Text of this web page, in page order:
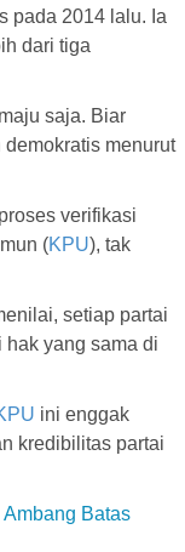
pada 2014 lalu. Ia
dari tiga
saja. Biar
menurut
verifikasi
(KPU), tak
setiap partai
yang sama di
ini enggak
kredibilitas partai
Batas